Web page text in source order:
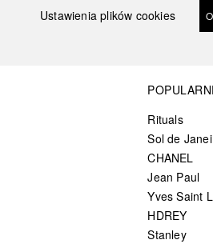
Ustawienia plików cookies
Rituals
Sol de
CHANEL
Jean Paul
Yves Saint
HDREY
Stanley